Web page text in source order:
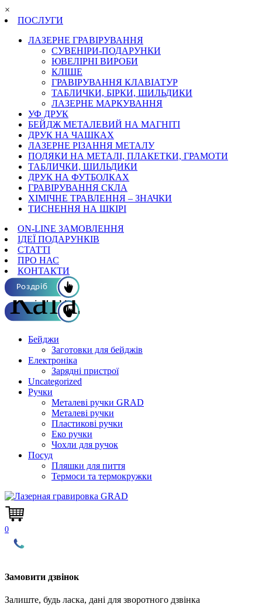
×
ПОСЛУГИ
ЛАЗЕРНЕ ГРАВІРУВАННЯ
СУВЕНІРИ-ПОДАРУНКИ
ЮВЕЛІРНІ ВИРОБИ
КЛІШЕ
ГРАВІРУВАННЯ КЛАВІАТУР
ТАБЛИЧКИ, БІРКИ, ШИЛЬДИКИ
ЛАЗЕРНЕ МАРКУВАННЯ
УФ ДРУК
БЕЙДЖ МЕТАЛЕВИЙ НА МАГНІТІ
ДРУК НА ЧАШКАХ
ЛАЗЕРНЕ РІЗАННЯ МЕТАЛУ
ПОДЯКИ НА МЕТАЛІ, ПЛАКЕТКИ, ГРАМОТИ
ТАБЛИЧКИ, ШИЛЬДИКИ
ДРУК НА ФУТБОЛКАХ
ГРАВІРУВАННЯ СКЛА
ХІМІЧНЕ ТРАВЛЕННЯ – ЗНАЧКИ
ТИСНЕННЯ НА ШКІРІ
ON-LINE ЗАМОВЛЕННЯ
ІДЕЇ ПОДАРУНКІВ
СТАТТІ
ПРО НАС
КОНТАКТИ
Роздріб
Каталог ОПТ
Бейджи
Заготовки для бейджів
Електроніка
Зарядні пристрої
Uncategorized
Ручки
Металеві ручки GRAD
Металеві ручки
Пластикові ручки
Еко ручки
Чохли для ручок
Посуд
Пляшки для пиття
Термоси та термокружки
0
Замовити дзвінок
Залиште, будь ласка, дані для зворотного дзвінка